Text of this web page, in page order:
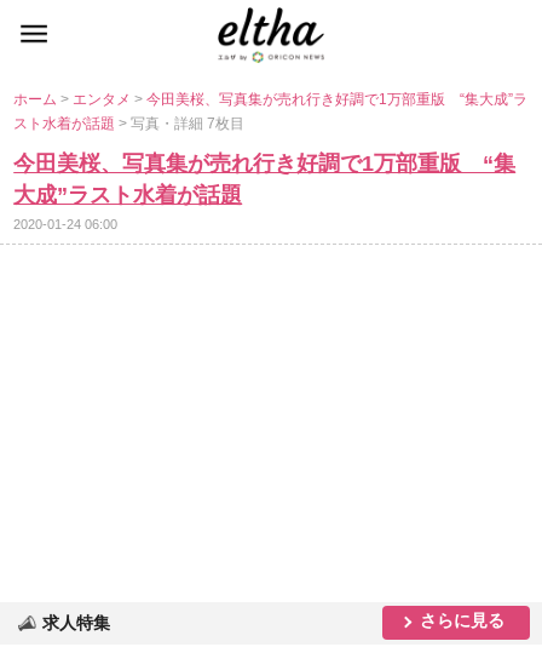
ホーム> エンタメ>今田美桜、写真集が売れ行き好調で1万部重版 “集大成”ラ
スト水着が話題> 写真・詳細 7枚目
今田美桜、写真集が売れ行き好調で1万部重版 “集
大成”ラスト水着が話題
2020-01-24 06:00
求人特集 さらに見る